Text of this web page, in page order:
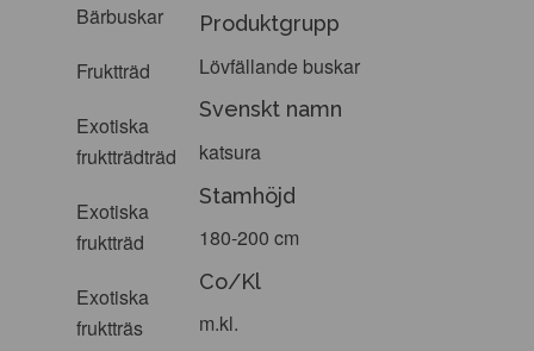
Bärbuskar
Fruktträd
Exotiska
fruktträdträd
Exotiska
fruktträd
Exotiska
fruktträs
Produktgrupp
Lövfällande buskar
Svenskt namn
katsura
Stamhöjd
180-200 cm
Co/Kl
m.kl.